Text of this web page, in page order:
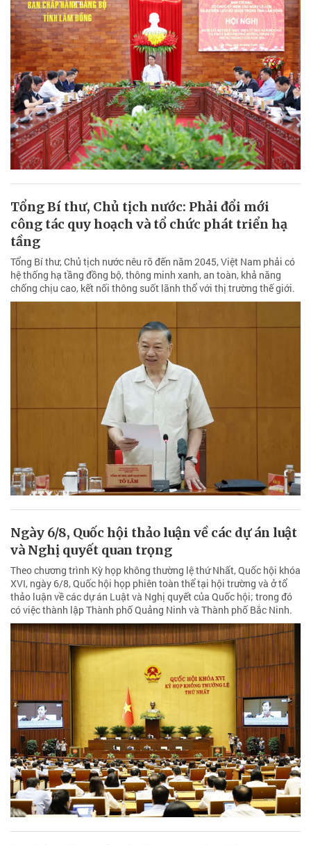
Tổng Bí thư, Chủ tịch nước: Phải đổi mới
công tác quy hoạch và tổ chức phát triển hạ
tầng
Tổng Bí thư, Chủ tịch nước nêu rõ đến năm 2045, Việt Nam phải có
hệ thống hạ tầng đồng bộ, thông minh xanh, an toàn, khả năng
chống chịu cao, kết nối thông suốt lãnh thổ với thị trường thế giới.
Ngày 6/8, Quốc hội thảo luận về các dự án luật
và Nghị quyết quan trọng
Theo chương trình Kỳ họp không thường lệ thứ Nhất, Quốc hội khóa
XVI, ngày 6/8, Quốc hội họp phiên toàn thể tại hội trường và ở tổ
thảo luận về các dự án Luật và Nghị quyết của Quốc hội; trong đó
có việc thành lập Thành phố Quảng Ninh và Thành phố Bắc Ninh.